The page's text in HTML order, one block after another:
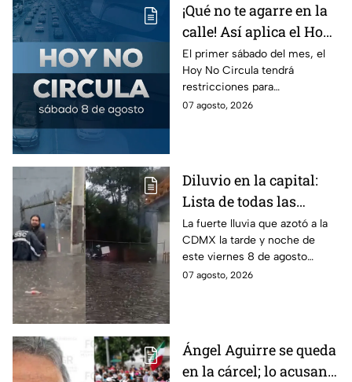
¡Qué no te agarre en la
calle! Así aplica el Hoy
No Circula el primer
sábado del mes
El primer sábado del mes, el
Hoy No Circula tendrá
restricciones para
determinados vehículos en la
07 agosto, 2026
Diluvio en la capital:
Lista de todas las
inundaciones en CDMX
HOY viernes 7 de
agosto
La fuerte lluvia que azotó a la
CDMX la tarde y noche de
este viernes 8 de agosto
provocó inundaciones y otras
07 agosto, 2026
Ángel Aguirre se queda
en la cárcel; lo acusan